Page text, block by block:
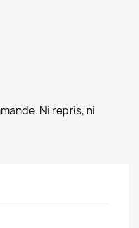
Ni repris, ni